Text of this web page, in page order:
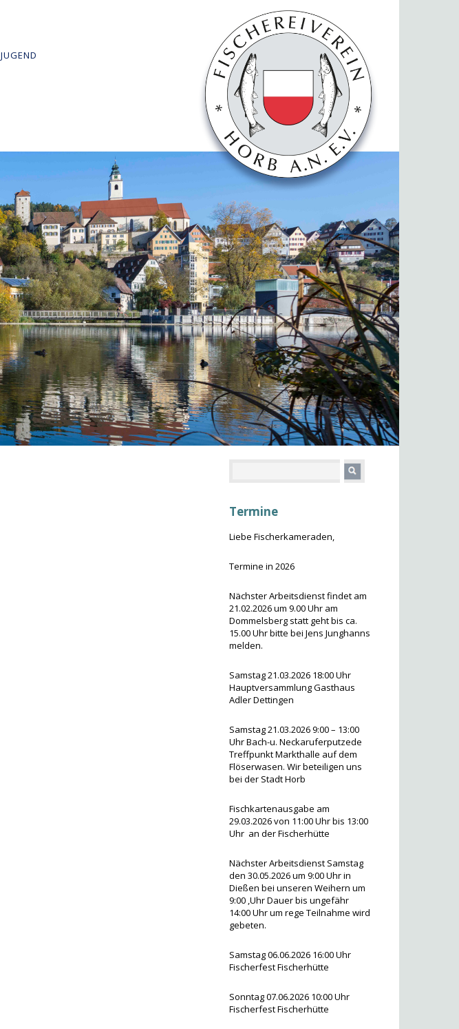
JUGEND
Termine
Liebe Fischerkameraden,
Termine in 2026
Nächster Arbeitsdienst findet am
21.02.2026 um 9.00 Uhr am
Dommelsberg statt geht bis ca.
15.00 Uhr bitte bei Jens Junghanns
melden.
Samstag 21.03.2026 18:00 Uhr
Hauptversammlung Gasthaus
Adler Dettingen
Samstag 21.03.2026 9:00 – 13:00
Uhr Bach-u. Neckaruferputzede
Treffpunkt Markthalle auf dem
Flöserwasen. Wir beteiligen uns
bei der Stadt Horb
Fischkartenausgabe am
29.03.2026 von 11:00 Uhr bis 13:00
Uhr an der Fischerhütte
Nächster Arbeitsdienst Samstag
den 30.05.2026 um 9:00 Uhr in
Dießen bei unseren Weihern um
9:00 ,Uhr Dauer bis ungefähr
14:00 Uhr um rege Teilnahme wird
gebeten.
Samstag 06.06.2026 16:00 Uhr
Fischerfest Fischerhütte
Sonntag 07.06.2026 10:00 Uhr
Fischerfest Fischerhütte